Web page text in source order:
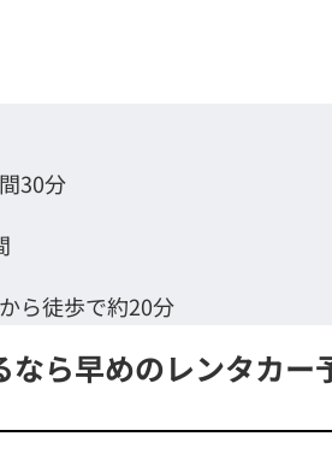
30分
ら徒歩で約20分
ら早めのレンタカー